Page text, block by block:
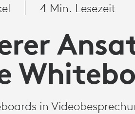
4 Min. Lesezeit
in